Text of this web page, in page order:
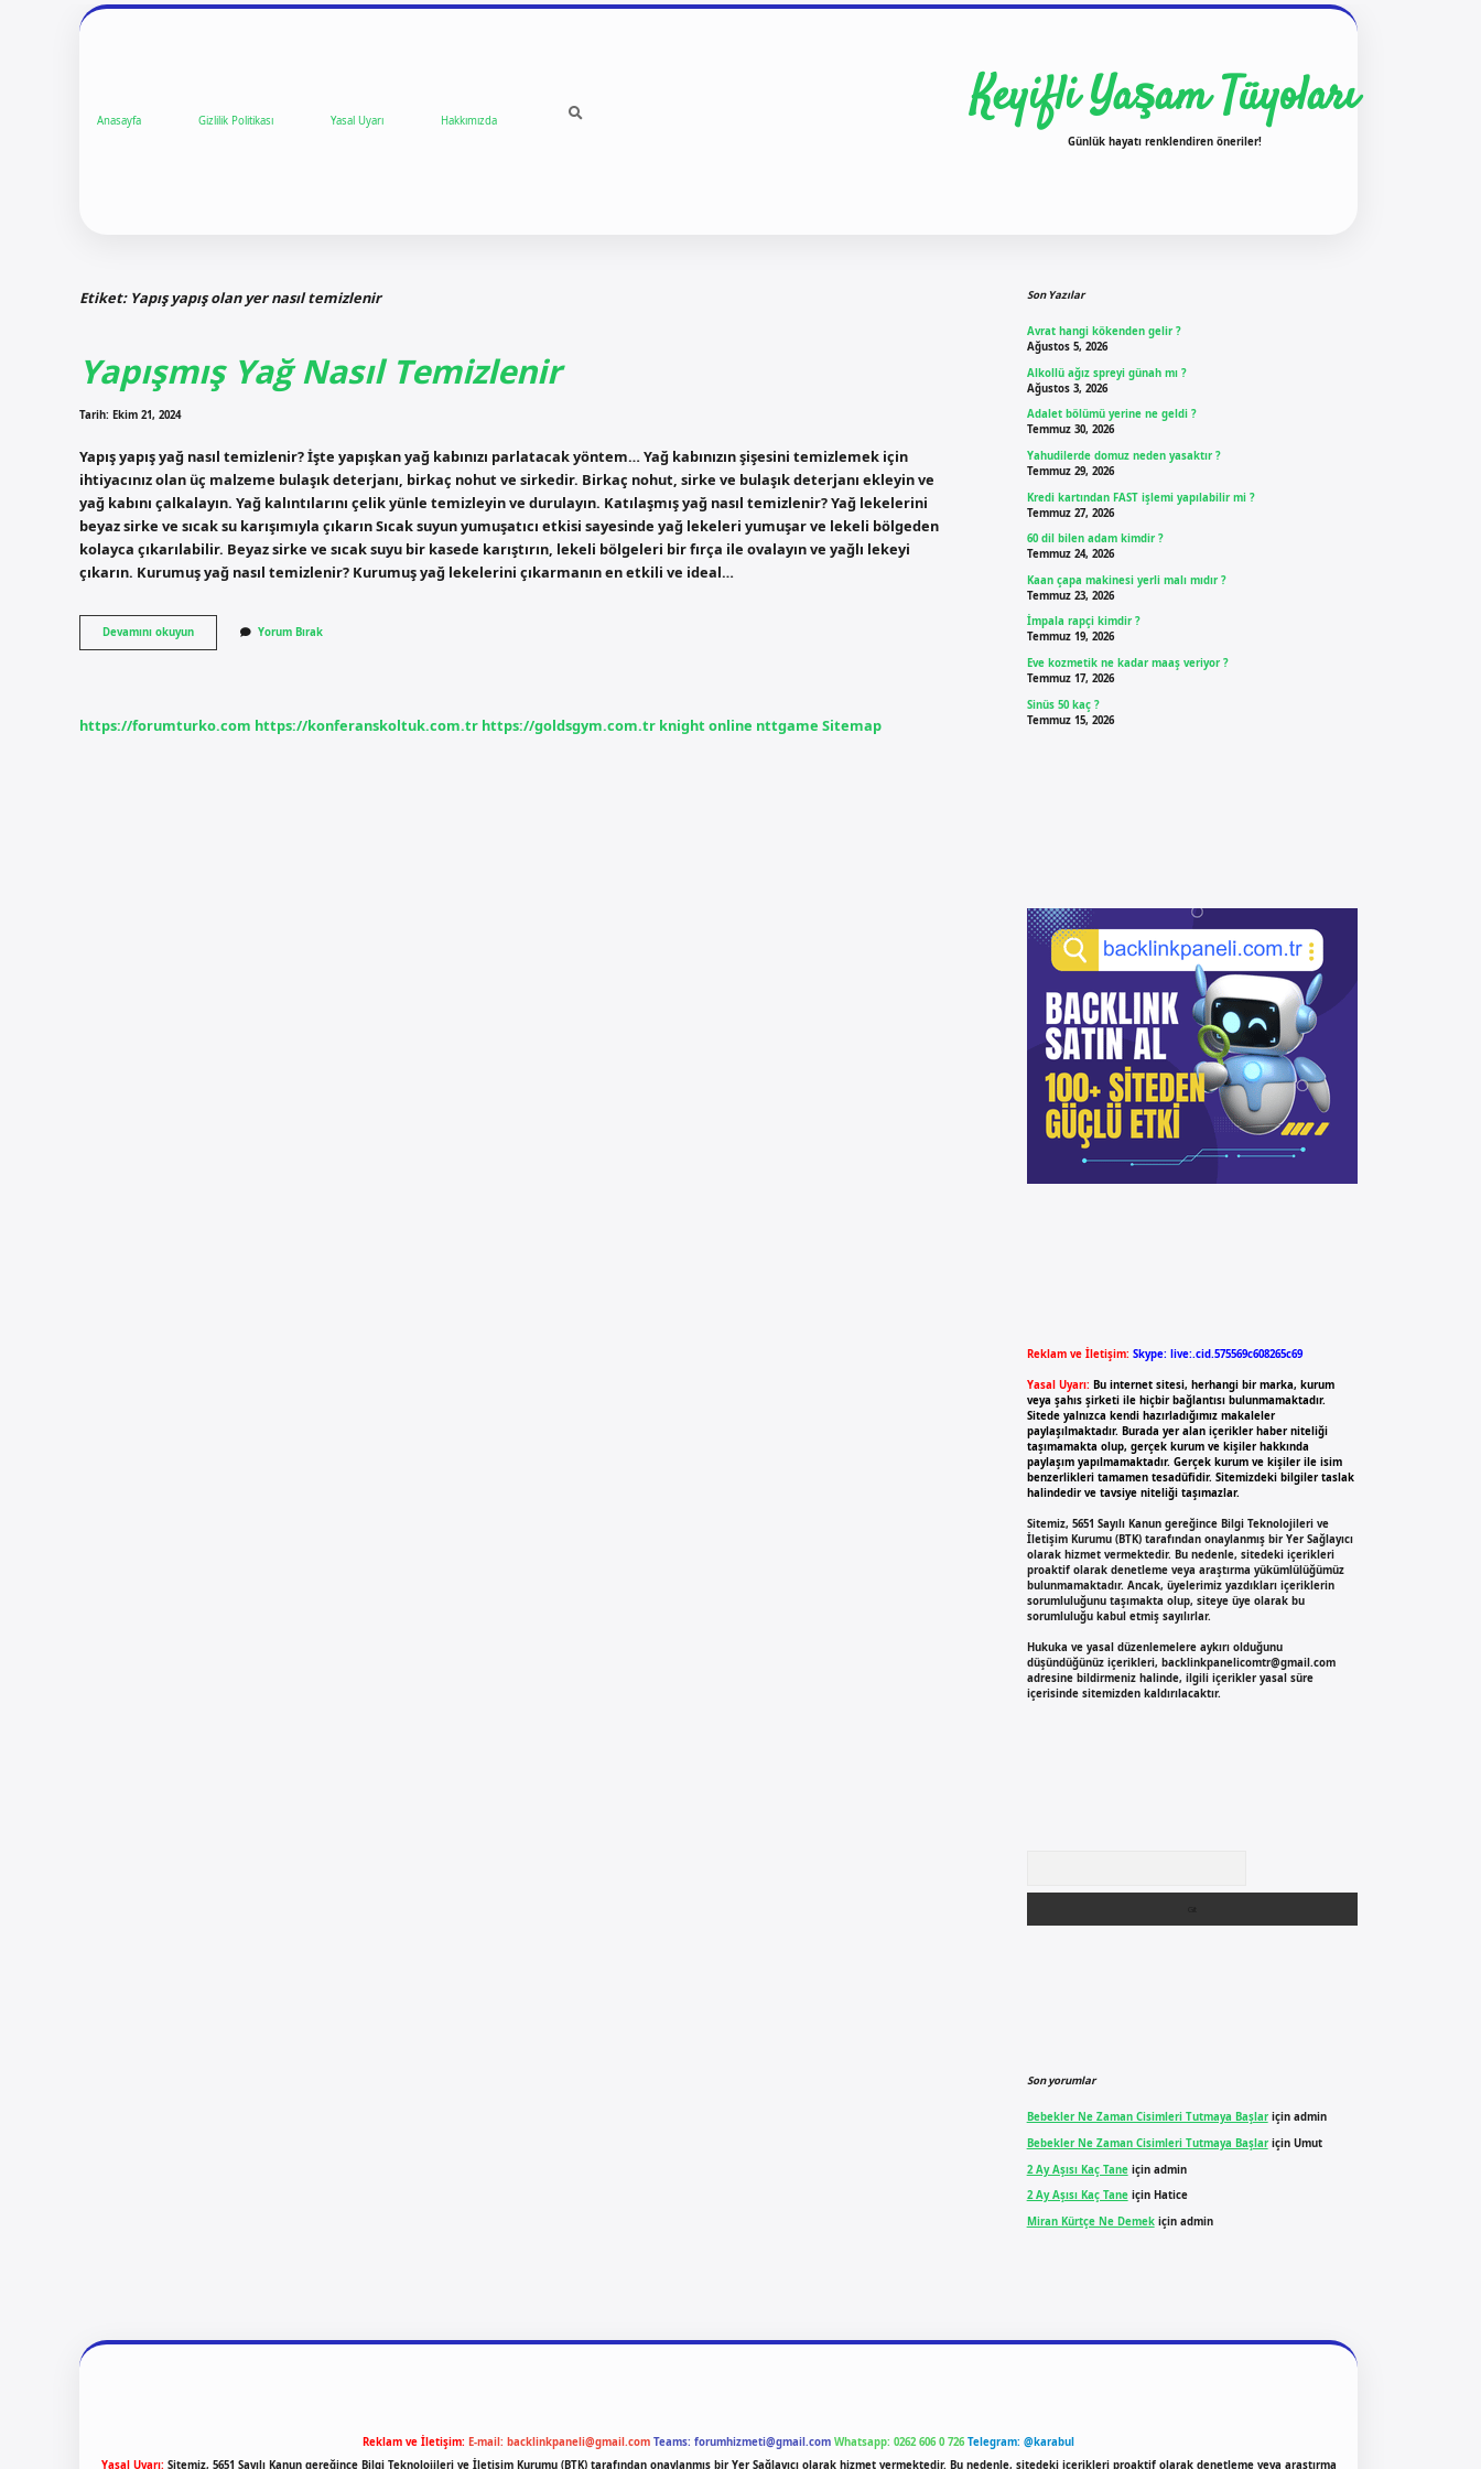
Anasayfa Gizlilik Politikası Yasal Uyarı Hakkımızda Keyifli Yaşam Tüyoları
Günlük hayatı renklendiren öneriler!
Etiket: Yapış yapış olan yer nasıl temizlenir
Yapışmış Yağ Nasıl Temizlenir
Tarih: Ekim 21, 2024
Yapış yapış yağ nasıl temizlenir? İşte yapışkan yağ kabınızı parlatacak yöntem… Yağ kabınızın şişesini temizlemek için
ihtiyacınız olan üç malzeme bulaşık deterjanı, birkaç nohut ve sirkedir. Birkaç nohut, sirke ve bulaşık deterjanı ekleyin ve
yağ kabını çalkalayın. Yağ kalıntılarını çelik yünle temizleyin ve durulayın. Katılaşmış yağ nasıl temizlenir? Yağ lekelerini
beyaz sirke ve sıcak su karışımıyla çıkarın Sıcak suyun yumuşatıcı etkisi sayesinde yağ lekeleri yumuşar ve lekeli bölgeden
kolayca çıkarılabilir. Beyaz sirke ve sıcak suyu bir kasede karıştırın, lekeli bölgeleri bir fırça ile ovalayın ve yağlı lekeyi
çıkarın. Kurumuş yağ nasıl temizlenir? Kurumuş yağ lekelerini çıkarmanın en etkili ve ideal…
Devamını okuyunYapışmış
Yağ
Yorum Bırak
https://forumturko.com https://konferanskoltuk.com.tr https://goldsgym.com.tr knight online nttgame Sitemap
Son Yazılar
Avrat hangi kökenden gelir ?
Ağustos 5, 2026
Alkollü ağız spreyi günah mı ?
Ağustos 3, 2026
Adalet bölümü yerine ne geldi ?
Temmuz 30, 2026
Yahudilerde domuz neden yasaktır ?
Temmuz 29, 2026
Kredi kartından FAST işlemi yapılabilir mi ?
Temmuz 27, 2026
60 dil bilen adam kimdir ?
Temmuz 24, 2026
Kaan çapa makinesi yerli malı mıdır ?
Temmuz 23, 2026
İmpala rapçi kimdir ?
Temmuz 19, 2026
Eve kozmetik ne kadar maaş veriyor ?
Temmuz 17, 2026
Sinüs 50 kaç ?
Temmuz 15, 2026
Reklam ve İletişim: Skype: live:.cid.575569c608265c69
Yasal Uyarı: Bu internet sitesi, herhangi bir marka, kurum
veya şahıs şirketi ile hiçbir bağlantısı bulunmamaktadır.
Sitede yalnızca kendi hazırladığımız makaleler
paylaşılmaktadır. Burada yer alan içerikler haber niteliği
taşımamakta olup, gerçek kurum ve kişiler hakkında
paylaşım yapılmamaktadır. Gerçek kurum ve kişiler ile isim
benzerlikleri tamamen tesadüfidir. Sitemizdeki bilgiler taslak
halindedir ve tavsiye niteliği taşımazlar.
Sitemiz, 5651 Sayılı Kanun gereğince Bilgi Teknolojileri ve
İletişim Kurumu (BTK) tarafından onaylanmış bir Yer Sağlayıcı
olarak hizmet vermektedir. Bu nedenle, sitedeki içerikleri
proaktif olarak denetleme veya araştırma yükümlülüğümüz
bulunmamaktadır. Ancak, üyelerimiz yazdıkları içeriklerin
sorumluluğunu taşımakta olup, siteye üye olarak bu
sorumluluğu kabul etmiş sayılırlar.
Hukuka ve yasal düzenlemelere aykırı olduğunu
düşündüğünüz içerikleri, backlinkpanelicomtr@gmail.com
adresine bildirmeniz halinde, ilgili içerikler yasal süre
içerisinde sitemizden kaldırılacaktır.
Son yorumlar
Bebekler Ne Zaman Cisimleri Tutmaya Başlariçin admin
Bebekler Ne Zaman Cisimleri Tutmaya Başlariçin Umut
2 Ay Aşısı Kaç Taneiçin admin
2 Ay Aşısı Kaç Taneiçin Hatice
Miran Kürtçe Ne Demekiçin admin
Reklam ve İletişim: E-mail: backlinkpaneli@gmail.com Teams: forumhizmeti@gmail.com Whatsapp: 0262 606 0 726 Telegram: @karabul
Yasal Uyarı: Sitemiz, 5651 Sayılı Kanun gereğince Bilgi Teknolojileri ve İletişim Kurumu (BTK) tarafından onaylanmış bir Yer Sağlayıcı olarak hizmet vermektedir. Bu nedenle, sitedeki içerikleri proaktif olarak denetleme veya araştırma